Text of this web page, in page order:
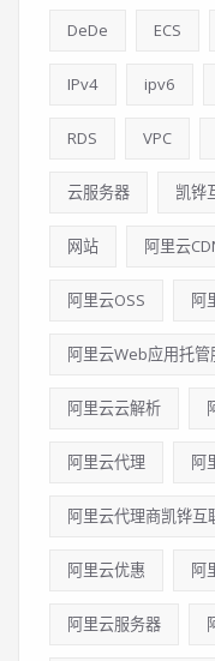
DeDe ECS
IPv4 ipv6
RDS VPC
云服务器 凯铧
网站 阿里云
阿里云OSS 阿
阿里云Web应用托管
阿里云云解析
阿里云代理 阿
阿里云代理商凯铧互
阿里云优惠 阿
阿里云服务器